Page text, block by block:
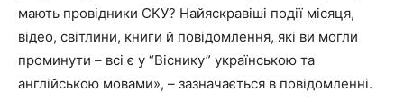
мають провідники СКУ? Найяскравіші події місяця,
відео, світлини, книги й повідомлення, які ви могли
проминути – всі є у “Віснику” українською та
англійською мовами», – зазначається в повідомленні.